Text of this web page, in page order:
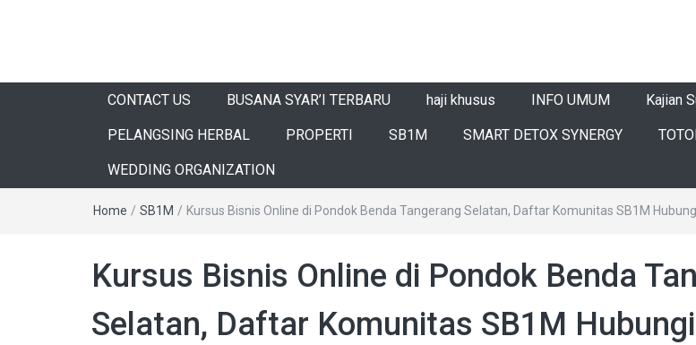
CONTACT US BUSANA SYAR’I TERBARU haji khusus INFO UMUM Kajian
PELANGSING HERBAL PROPERTI SB1M SMART DETOX SYNERGY
WEDDING ORGANIZATION
Home / SB1M / Kursus Bisnis Online di Pondok Benda Tangerang Selatan, Daftar Komunitas SB1M
Kursus Bisnis Online di Pondok Benda
Selatan, Daftar Komunitas SB1M Hubungi